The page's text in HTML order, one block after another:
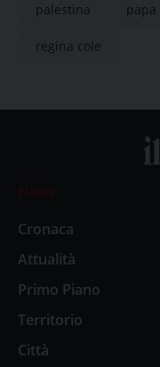
palestina papa
regina cole
News
Cronaca
Attualità
Primo Piano
Territorio
Città